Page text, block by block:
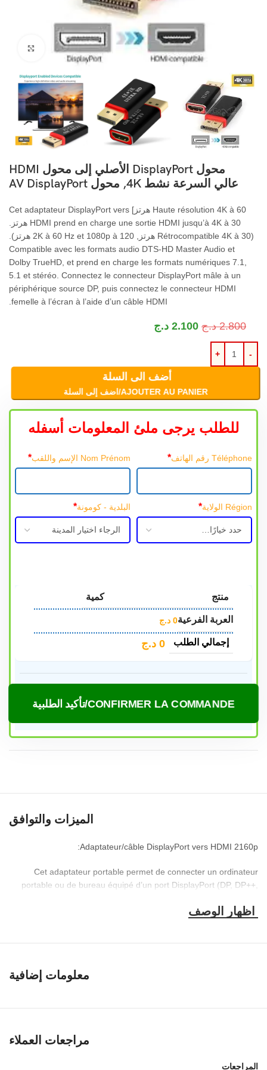
محول DisplayPort الأصلي إلى محول HDMI
عالي السرعة نشط 4K, محول AV DisplayPort
Haute résolution 4K à 60 هرتز]
Cet adaptateur DisplayPort vers
HDMI prend en charge une sortie HDMI jusqu’à 4K à 30 هرتز.
(
Rétrocompatible 4K à 30 هرتز, 2 K à 60 Hz et 1080p à 120 هرتز).
Compatible avec les formats audio DTS-HD Master Audio et
Dolby TrueHD et prend en charge les formats numériques 7.1,
5.1 et stéréo Connectez le connecteur DisplayPort mâle à un
périphérique source DP, puis connectez le connecteur HDMI
femelle à l’écran à l’aide d’un câble HDMI
2.800 د.ج 2.100 د.ج
أضف الى السلة
AJOUTER AU PANIER/اضف إلى السلة
للطلب يرجى ملئ المعلومات أسفله
Téléphone رقم الهاتف * Nom Prénom الإسم واللقب *
Région الولاية * البلدية - كومونة*
منتج
كمية
العربة الفرعية0 د.ج
إجمالي الطلب 0 د.ج
CONFIRMER LA COMMANDE/تأكيد الطلبية
الميزات والتوافق
Adaptateur/câble DisplayPort vers HDMI 2160p
:
Cet adaptateur portable permet de connecter un ordinateur
portable ou de bureau équipé d’un port DisplayPort(DP, DP++
doté d’une entrée HDMI.Un câble HDMI
grande durabilité et améliorent la transmission du signal
معلومات إضافية
مراجعات العملاء
المراجعات